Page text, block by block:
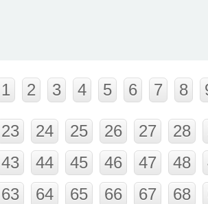
1 2 3 4 5 6 7 8
23 24 25 26 27 28
43
44 45 46 47 48
63
64 65 66 67 68